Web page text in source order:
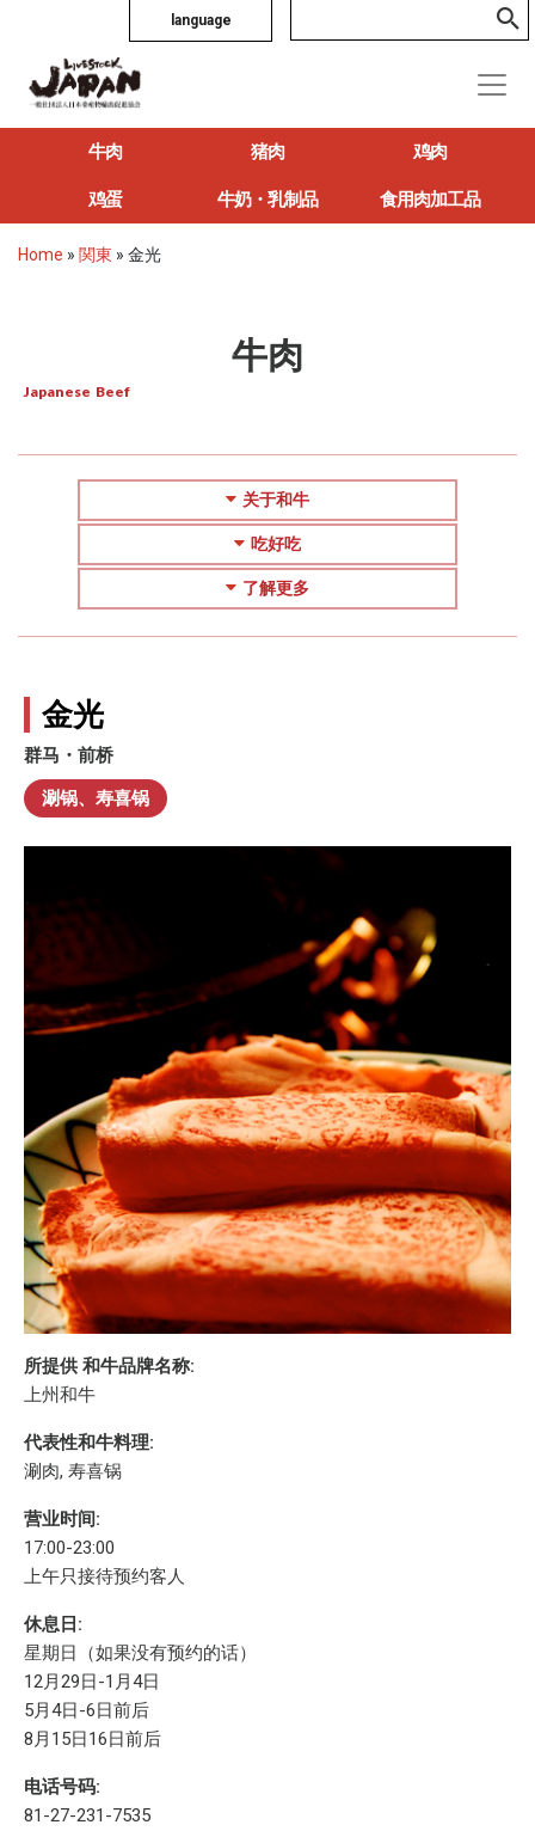
language
牛肉 猪肉 鸡肉
鸡蛋 牛奶・乳制品 食用肉加工品
Home » 関東 » 金光
牛肉
Japanese Beef
关于和牛
吃好吃
了解更多
金光
群马・前桥
涮锅、寿喜锅
所提供 和牛品牌名称:
上州和牛
代表性和牛料理:
涮肉, 寿喜锅
营业时间:
17:00-23:00
上午只接待预约客人
休息日:
星期日（如果没有预约的话）
12月29日-1月4日
5月4日-6日前后
8月15日16日前后
电话号码:
81-27-231-7535